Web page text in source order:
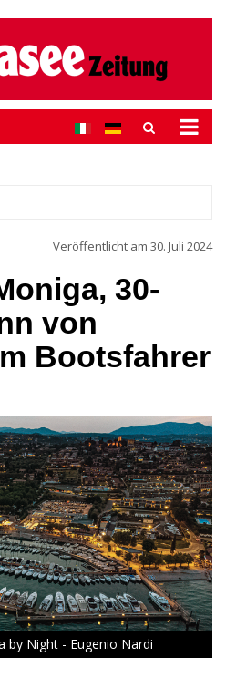
Veröffentlicht am 30. Juli 2024
30-
von
Bootsfahrer
by Night - Eugenio Nardi